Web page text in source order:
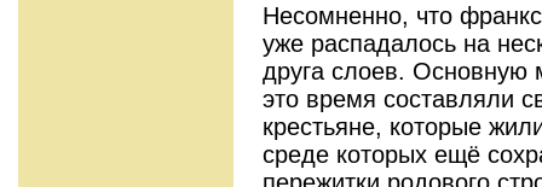
Несомненно, что
уже распадалось на
друга слоев. Основную
это время составляли
крестьяне, которые
среде которых ещё